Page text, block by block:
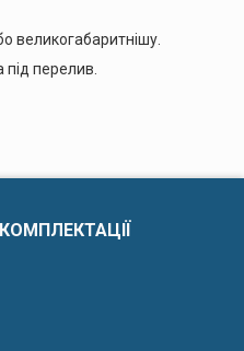
великогабаритнішу.
під перелив.